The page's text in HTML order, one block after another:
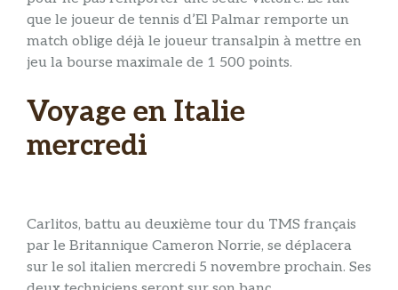
que le joueur de tennis d’El Palmar remporte un
match oblige déjà le joueur transalpin à mettre en
jeu la bourse maximale de 1 500 points.
Voyage en Italie
mercredi
Carlitos, battu au deuxième tour du TMS français
par le Britannique Cameron Norrie, se déplacera
sur le sol italien mercredi 5 novembre prochain. Ses